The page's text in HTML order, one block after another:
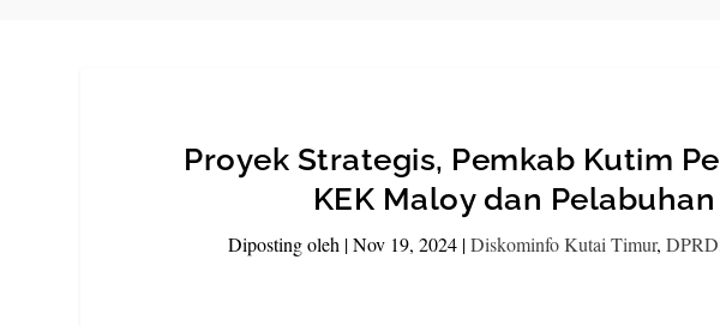
Proyek Strategis, Pemkab Kutim
KEK Maloy dan
Diposting oleh |Nov 19, 2024|Diskominfo Kutai Timur, DPRD